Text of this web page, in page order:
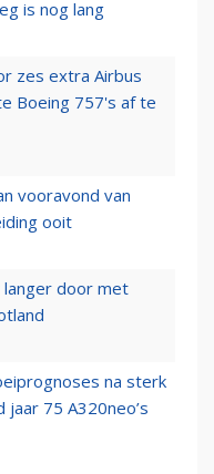
is nog lang
zes extra Airbus
Boeing 757's af te
vooravond van
ooit
langer door met
na sterk
jaar 75 A320neo’s